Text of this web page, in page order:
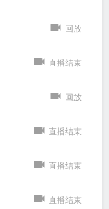
回放
直播结束
回放
直播结束
直播结束
直播结束